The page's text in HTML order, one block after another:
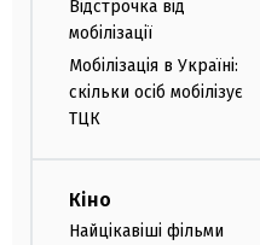
Відстрочка від
мобілізації
Мобілізація в Україні:
скільки осіб мобілізує
ТЦК
Кіно
Найцікавіші фільми